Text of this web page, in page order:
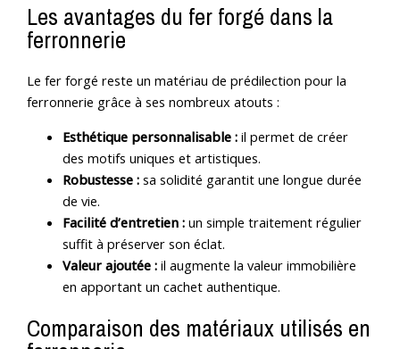
Les avantages du fer forgé dans la
ferronnerie
Le fer forgé reste un matériau de prédilection pour la
ferronnerie grâce à ses nombreux atouts :
Esthétique personnalisable : il permet de créer
des motifs uniques et artistiques.
Robustesse : sa solidité garantit une longue durée
de vie.
Facilité d’entretien : un simple traitement régulier
suffit à préserver son éclat.
Valeur ajoutée : il augmente la valeur immobilière
en apportant un cachet authentique.
Comparaison des matériaux utilisés en